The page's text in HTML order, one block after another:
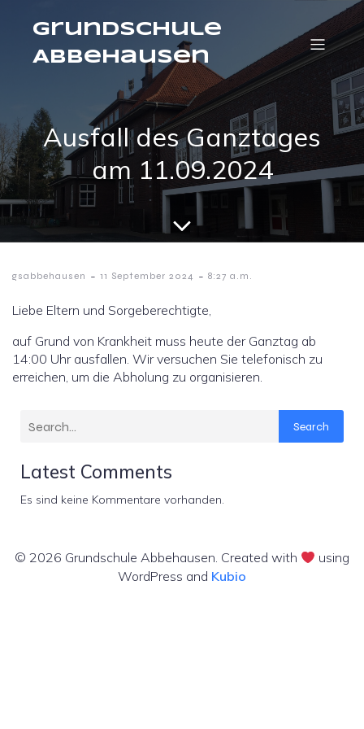
Grundschule
Abbehausen
Ausfall des Ganztages
am 11.09.2024
gsabbehausen - 11 September 2024 - 8:27 a.m.
Liebe Eltern und Sorgeberechtigte,
auf Grund von Krankheit muss heute der Ganztag ab
14:00 Uhr ausfallen. Wir versuchen Sie telefonisch zu
erreichen, um die Abholung zu organisieren.
Search
Latest Comments
Es sind keine Kommentare vorhanden.
© 2026 Grundschule Abbehausen. Created with
using
WordPress and Kubio